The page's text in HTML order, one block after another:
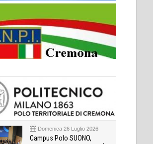
Domenica 26 Luglio 2026
Campus Polo SUONO,